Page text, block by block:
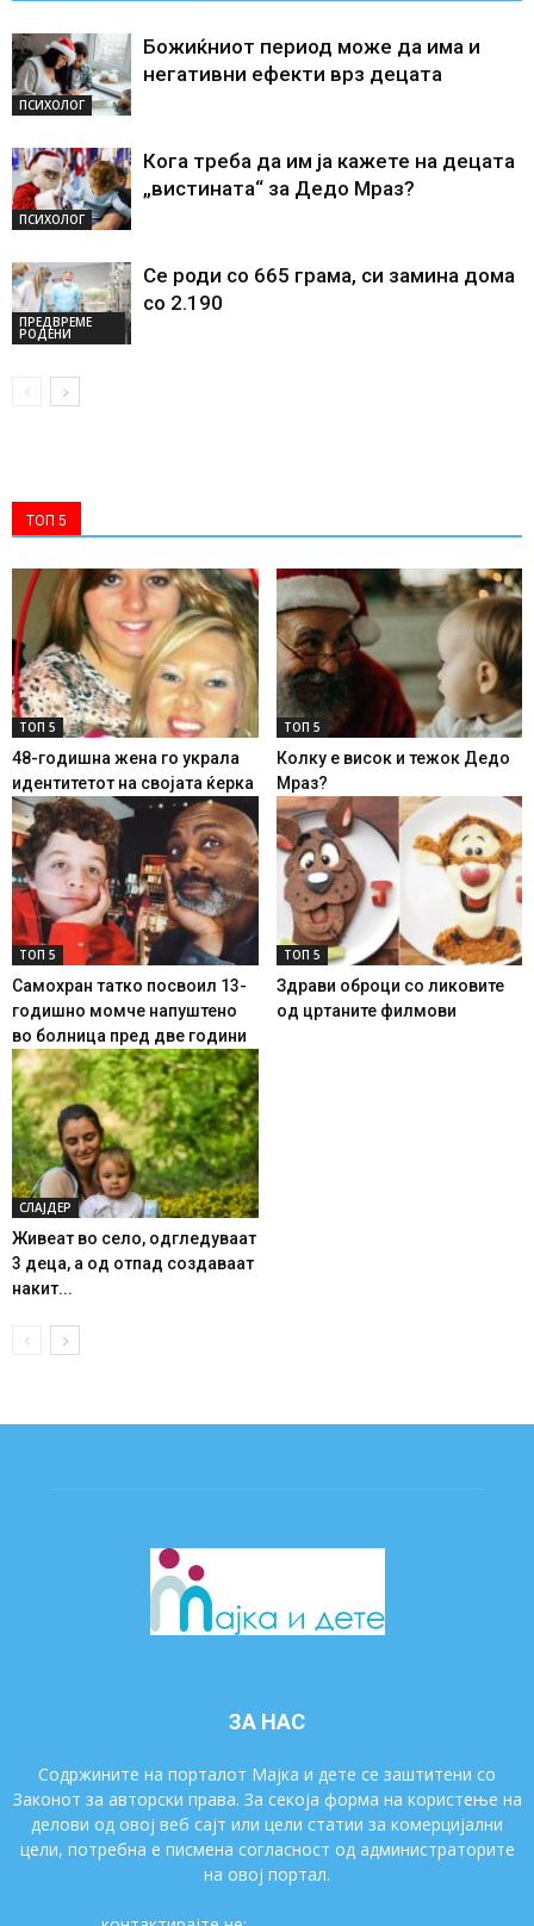
ПСИХОЛОГ
Божиќниот период може да има и
негативни ефекти врз децата
ПСИХОЛОГ
Кога треба да им ја кажете на децата
„вистината“ за Дедо Мраз?
ПРЕДВРЕМЕ
РОДЕНИ
Се роди со 665 грама, си замина дома
со 2.190
ТОП 5
ТОП 5
48-годишна жена го украла
идентитетот на својата ќерка
ТОП 5
Колку е висок и тежок Дедо
Мраз?
ТОП 5
Самохран татко посвоил 13-
годишно момче напуштено
во болница пред две години
ТОП 5
Здрави оброци со ликовите
од цртаните филмови
СЛАЈДЕР
Живеат во село, одгледуваат
3 деца, а од отпад создаваат
накит...
ЗА НАС
Содржините на порталот Мајка и дете се заштитени со
Законот за авторски права. За секоја форма на користење на
делови од овој веб сајт или цели статии за комерцијални
цели, потребна е писмена согласност од администраторите
на овој портал.